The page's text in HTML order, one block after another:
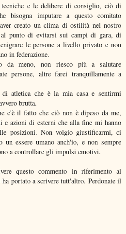
tecniche e le delibere di consiglio, ciò di
bisogna imputare a questo comitato
creato un clima di ostilità nel nostro
punto di evitarsi sui campi di gara, di
le persone a livello privato e non
in federazione.
da meno, non riesco più a salutare
persone, altre farei tranquillamente a
atletica che è la mia casa e sentirmi
brutta.
c'è il fatto che ciò non è dipeso da me,
e azioni di esterni che alla fine mi hanno
posizioni. Non volgio giustificarmi, ci
un essere umano anch'io, e non sempre
a controllare gli impulsi emotivi.
questo commento in riferimento al
portato a scrivere tutt'altro. Perdonate il